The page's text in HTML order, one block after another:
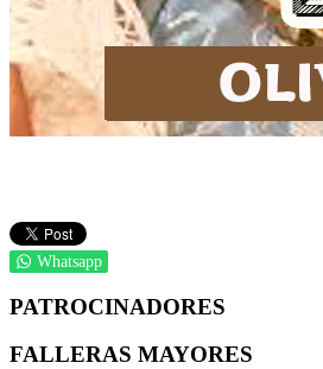
Whatsapp
PATROCINADORES
FALLERAS MAYORES